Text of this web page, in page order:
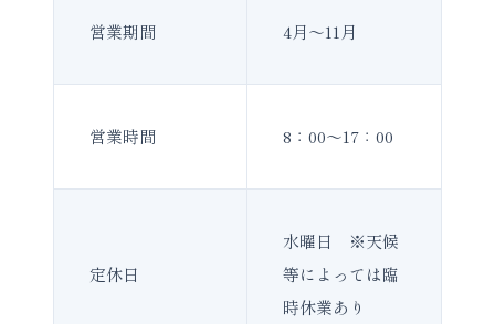
営業期間 4月～11月
営業時間 8：00～17：00
定休日
水曜日 ※天候
等によっては臨
時休業あり